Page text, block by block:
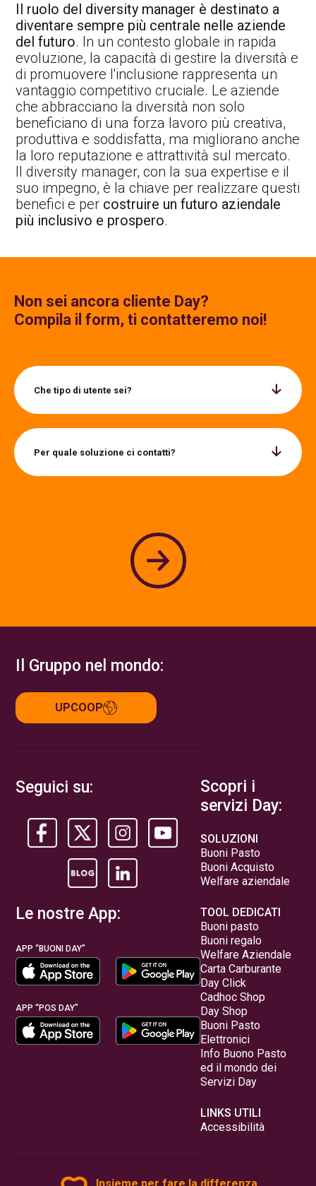
Il ruolo del diversity manager è destinato a
diventare sempre più centrale nelle aziende
del futuro. In un contesto globale in rapida
evoluzione, la capacità di gestire la diversità e
di promuovere l'inclusione rappresenta un
vantaggio competitivo cruciale. Le aziende
che abbracciano la diversità non solo
beneficiano di una forza lavoro più creativa,
produttiva e soddisfatta, ma migliorano anche
la loro reputazione e attrattività sul mercato.
Il diversity manager, con la sua expertise e il
suo impegno, è la chiave per realizzare questi
benefici e per costruire un futuro aziendale
più inclusivo e prospero.
Non sei ancora cliente Day?
Compila il form, ti contatteremo noi!
Che tipo di utente sei?
Per quale soluzione ci contatti?
Il Gruppo nel mondo:
UPCOOP
Seguici su:
Le nostre App:
APP “BUONI DAY”
APP “POS DAY”
Scopri i
servizi Day:
SOLUZIONI
Buoni Pasto
Buoni Acquisto
Welfare aziendale
TOOL DEDICATI
Buoni pasto
Buoni regalo
Welfare Aziendale
Carta Carburante
Day Click
Cadhoc Shop
Day Shop
Buoni Pasto
Elettronici
Info Buono Pasto
ed il mondo dei
Servizi Day
LINKS UTILI
Accessibilità